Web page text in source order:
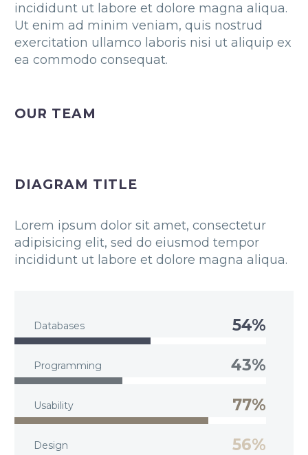
incididunt ut labore et dolore magna aliqua.
Ut enim ad minim veniam, quis nostrud
exercitation ullamco laboris nisi ut aliquip ex
ea commodo consequat.
OUR TEAM
DIAGRAM TITLE
Lorem ipsum dolor sit amet, consectetur
adipisicing elit, sed do eiusmod tempor
incididunt ut labore et dolore magna aliqua.
Databases 54%
Programming 43%
Usability 77%
Design 56%